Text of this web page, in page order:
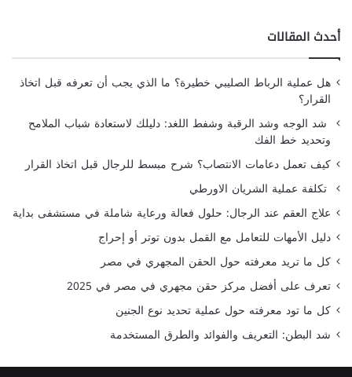
أحدث المقالات
هل عملية الرباط الصليبي خطيرة؟ ما الذي يجب أن تعرفه قبل اتخاذ
القرار؟
شد الوجه وشد الرقبة وشفط اللغد: دليلك لاستعادة شباب الملامح
وتحديد خط الفك
كيف تعمل دعامات الانتصاب؟ شرح مبسط للرجال قبل اتخاذ القرار
تكلفة عملية الشريان الاورطي
علاج العقم عند الرجال: حلول فعالة ورعاية شاملة في مستشفى بداية
دليل الأمهات للتعامل مع القمل بدون توتر أو إحراج
كل ما تريد معرفته حول الحقن المجهري في مصر
تعرف على أفضل مركز حقن مجهري في مصر في 2025
كل ما تود معرفته حول عملية تحديد نوع الجنين
شد البطن: التعريف والفوائد والطرق المستخدمة